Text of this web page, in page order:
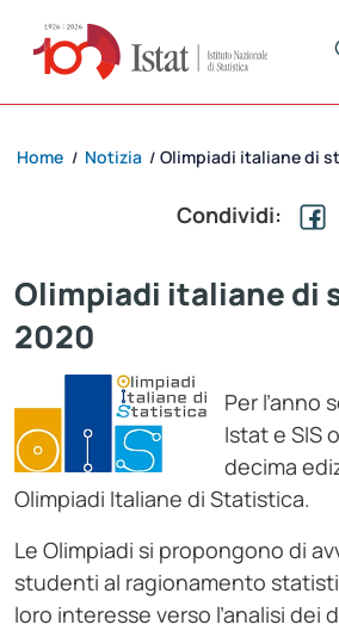
Home / Notizia / Olimpiadi italiane di
Condividi:
Olimpiadi italiane di
2020
Per l’anno
Istat e SIS
decima
Olimpiadi Italiane di Statistica.
Le Olimpiadi si propongono di
studenti al ragionamento
loro interesse verso l’analisi dei